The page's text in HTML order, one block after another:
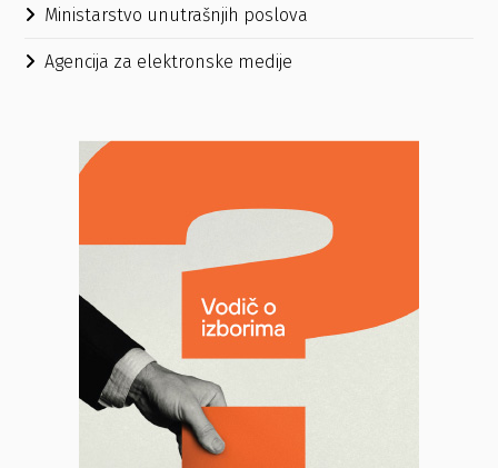
Ministarstvo unutrašnjih poslova
Agencija za elektronske medije